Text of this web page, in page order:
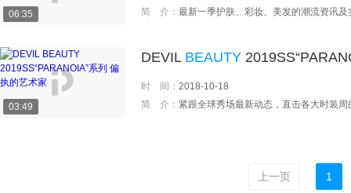
06:35
简 介： 最新一季护肤、彩妆、美发的潮流资讯及
03:49
DEVIL BEAUTY
时 间： 2018-10-18
简 介： 紧跟全球秀场最新动态，直击各大时装
上一页 1